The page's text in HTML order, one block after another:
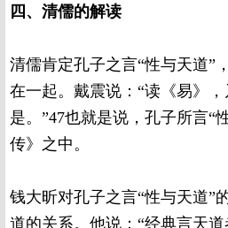
四、清儒的解读
清儒肯定孔子之言“性与天道”
在一起。戴震说：“读《易》
是。”47也就是说，孔子所言“
传》之中。
钱大昕对孔子之言“性与天道”
道的关系。他说：“经典言天道